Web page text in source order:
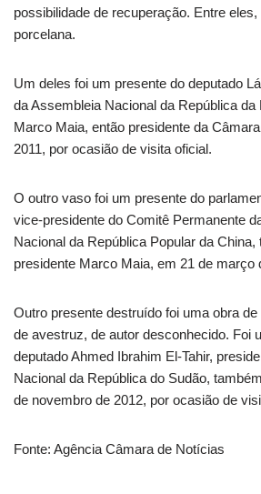
possibilidade de recuperação. Entre
porcelana.
Um deles foi um presente do deputado
da Assembleia Nacional da República da
Marco Maia, então presidente da
2011, por ocasião de visita oficial.
O outro vaso foi um presente do
vice-presidente do Comitê Permanente
Nacional da República Popular da
presidente Marco Maia, em 21 de março
Outro presente destruído foi uma obra
de avestruz, de autor desconhecido. Foi
deputado Ahmed Ibrahim El-Tahir,
Nacional da República do Sudão,
de novembro de 2012, por ocasião de
Fonte: Agência Câmara de Notícias